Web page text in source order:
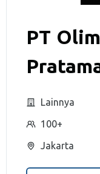
PT
Lainnya
100+
Jakarta